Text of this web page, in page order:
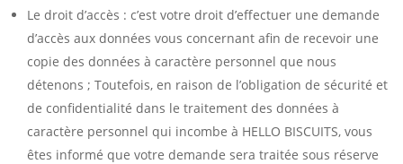
Le droit d’accès : c’est votre droit d’effectuer une demande
d’accès aux données vous concernant afin de recevoir une
copie des données à caractère personnel que nous
détenons ; Toutefois, en raison de l’obligation de sécurité et
de confidentialité dans le traitement des données à
caractère personnel qui incombe à HELLO BISCUITS, vous
êtes informé que votre demande sera traitée sous réserve